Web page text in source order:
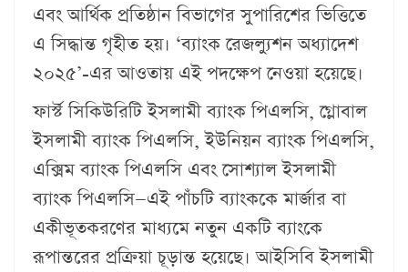
এবং আর্থিক প্রতিষ্ঠান বিভাগের সুপারিশের ভিত্তিতে
এ সিদ্ধান্ত গৃহীত হয়। ‘ব্যাংক রেজল্যুশন অধ্যাদেশ
২০২৫’-এর আওতায় এই পদক্ষেপ নেওয়া হয়েছে।
ফার্স্ট সিকিউরিটি ইসলামী ব্যাংক পিএলসি, গ্লোবাল
ইসলামী ব্যাংক পিএলসি, ইউনিয়ন ব্যাংক পিএলসি,
এক্সিম ব্যাংক পিএলসি এবং সোশ্যাল ইসলামী
ব্যাংক পিএলসি—এই পাঁচটি ব্যাংককে মার্জার বা
একীভূতকরণের মাধ্যমে নতুন একটি ব্যাংকে
রূপান্তরের প্রক্রিয়া চূড়ান্ত হয়েছে। আইসিবি ইসলামী